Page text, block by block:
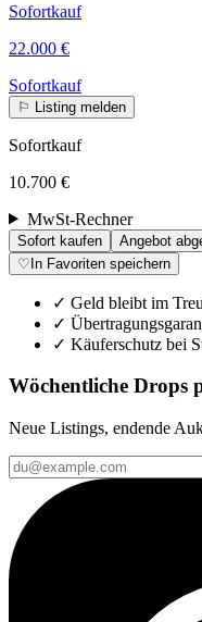
Sofortkauf
22.000 €
Sofortkauf
⚐ Listing melden
Sofortkauf
10.700 €
MwSt-Rechner
Sofort kaufen Angebot
♡In Favoriten speichern
✓ Geld bleibt im
✓
✓ Käuferschutz bei
Wöchentliche Drops
Neue Listings, endende